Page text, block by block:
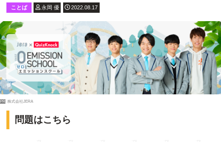
ことば 永岡 優 2022.08.17
PR 株式会社JERA
問題はこちら